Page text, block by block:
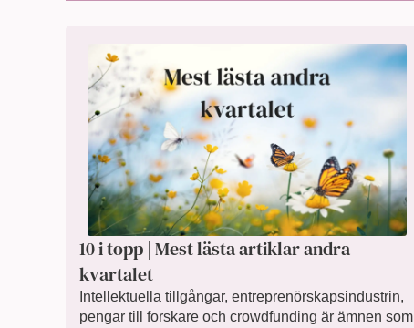
10 i topp | Mest lästa artiklar andra
kvartalet
Intellektuella tillgångar, entreprenörskapsindustrin,
pengar till forskare och crowdfunding är ämnen som